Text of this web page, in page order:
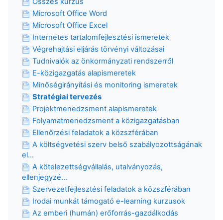
Microsoft Office Word
Microsoft Office Excel
Internetes tartalomfejlesztési ismeretek
Végrehajtási eljárás törvényi változásai
Tudnivalók az önkormányzati rendszerről
E-közigazgatás alapismeretek
Minőségirányítási és monitoring ismeretek
Stratégiai tervezés
Projektmenedzsment alapismeretek
Folyamatmenedzsment a közigazgatásban
Ellenőrzési feladatok a közszférában
A költségvetési szerv belső szabályozottságának
el...
A kötelezettségvállalás, utalványozás,
ellenjegyzé...
Szervezetfejlesztési feladatok a közszférában
Irodai munkát támogató e-learning kurzusok
Az emberi (humán) erőforrás-gazdálkodás